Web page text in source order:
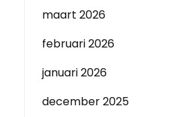
maart 2026
februari 2026
januari 2026
december 2025